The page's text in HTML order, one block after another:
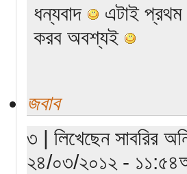
ধন্যবাদ
এটাই প্রথম
করব অবশ্যই
জবাব
৩ | লিখেছেন সাবরির
২৪/০৩/২০১২ -